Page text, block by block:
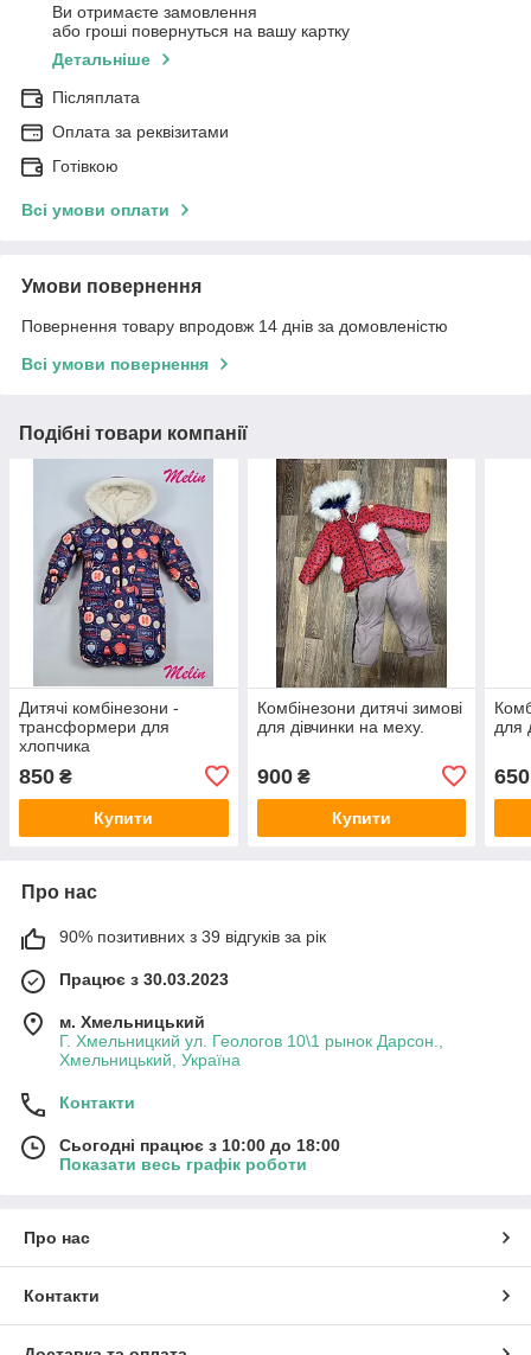
Ви отримаєте замовлення
або гроші повернуться на вашу картку
Детальніше
Післяплата
Оплата за реквізитами
Готівкою
Всі умови оплати
Умови повернення
Повернення товару впродовж 14 днів за домовленістю
Всі умови повернення
Подібні товари компанії
Дитячі комбінезони -
трансформери для
хлопчика
850 ₴
Купити
Комбінезони дитячі зимові
для дівчинки на меху.
900₴
Купити
для
650
Про нас
90% позитивних з 39 відгуків за рік
Працює з 30.03.2023
м. Хмельницький
Г. Хмельницкий ул. Геологов 10\1 рынок Дарсон.,
Хмельницький, Україна
Контакти
Сьогодні працює з 10:00 до 18:00
Показати весь графік роботи
Про нас
Контакти